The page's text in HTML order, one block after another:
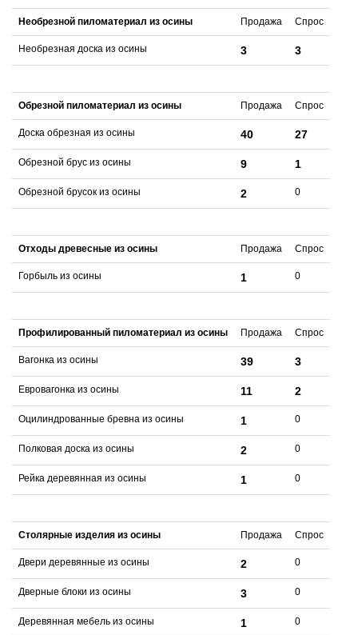
Необрезной пиломатериал из осины Продажа Спрос
Необрезная доска из осины 3 3
Обрезной пиломатериал из осины Продажа Спрос
Доска обрезная из осины 40 27
Обрезной брус из осины 9 1
Обрезной брусок из осины 2 0
Отходы древесные из осины Продажа Спрос
Горбыль из осины 1 0
Профилированный пиломатериал из осины Продажа Спрос
Вагонка из осины 39 3
Евровагонка из осины 11 2
Оцилиндрованные бревна из осины 1 0
Полковая доска из осины 2 0
Рейка деревянная из осины 1 0
Столярные изделия из осины Продажа Спрос
Двери деревянные из осины 2 0
Дверные блоки из осины 3 0
Деревянная мебель из осины 1 0